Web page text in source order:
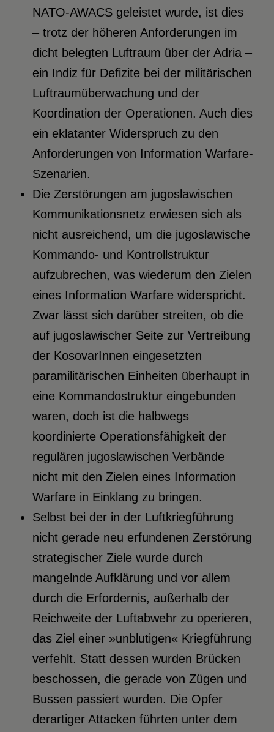
NATO-AWACS geleistet wurde, ist dies
– trotz der höheren Anforderungen im
dicht belegten Luftraum über der Adria –
ein Indiz für Defizite bei der militärischen
Luftraumüberwachung und der
Koordination der Operationen. Auch dies
ein eklatanter Widerspruch zu den
Anforderungen von Information Warfare-
Szenarien.
Die Zerstörungen am jugoslawischen
Kommunikationsnetz erwiesen sich als
nicht ausreichend, um die jugoslawische
Kommando- und Kontrollstruktur
aufzubrechen, was wiederum den Zielen
eines Information Warfare widerspricht.
Zwar lässt sich darüber streiten, ob die
auf jugoslawischer Seite zur Vertreibung
der KosovarInnen eingesetzten
paramilitärischen Einheiten überhaupt in
eine Kommandostruktur eingebunden
waren, doch ist die halbwegs
koordinierte Operationsfähigkeit der
regulären jugoslawischen Verbände
nicht mit den Zielen eines Information
Warfare in Einklang zu bringen.
Selbst bei der in der Luftkriegführung
nicht gerade neu erfundenen Zerstörung
strategischer Ziele wurde durch
mangelnde Aufklärung und vor allem
durch die Erfordernis, außerhalb der
Reichweite der Luftabwehr zu operieren,
das Ziel einer »unblutigen« Kriegführung
verfehlt. Statt dessen wurden Brücken
beschossen, die gerade von Zügen und
Bussen passiert wurden. Die Opfer
derartiger Attacken führten unter dem